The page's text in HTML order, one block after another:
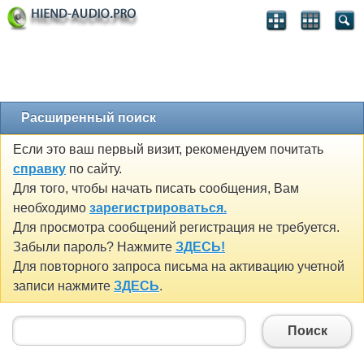
Расширенный поиск
Если это ваш первый визит, рекомендуем почитать
справку по сайту.
Для того, чтобы начать писать сообщения, Вам
необходимо зарегистрироваться.
Для просмотра сообщений регистрация не требуется.
Забыли пароль? Нажмите ЗДЕСЬ!
Для повторного запроса письма на активацию учетной
записи нажмите ЗДЕСЬ.
Поиск